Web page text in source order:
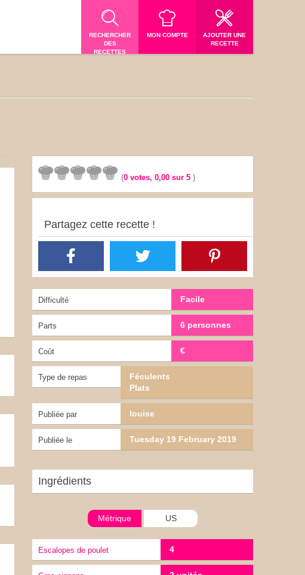
RECHERCHER
DES
RECETTES
MON COMPTE
AJOUTER UNE
RECETTE
(0 votes,0,00 sur 5)
Partagez cette recette !
Difficulté Facile
Parts 6 personnes
Coût €
Type de repas
Féculents
Plats
Publiée par louise
Publiée le Tuesday 19 February 2019
Ingrédients
Métrique US
Escalopes de poulet 4